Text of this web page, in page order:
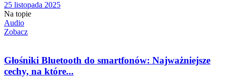
25 listopada 2025
Na topie
Audio
Zobacz
Głośniki Bluetooth do smartfonów: Najważniejsze
cechy, na które...